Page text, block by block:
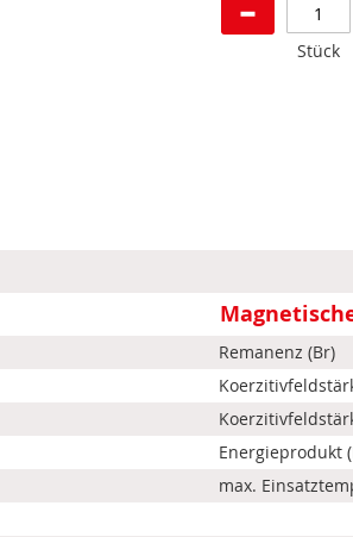
Stück
Remanenz (Br)
Energieprodukt
max.